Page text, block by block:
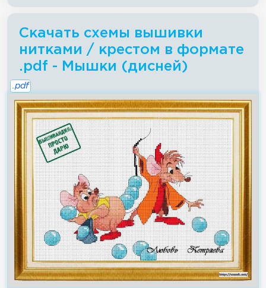
Скачать схемы вышивки
нитками / крестом в формате
.pdf - Мышки (дисней)
.pdf